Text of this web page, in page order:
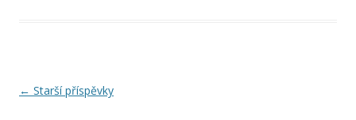
Navigace
← Starší příspěvky